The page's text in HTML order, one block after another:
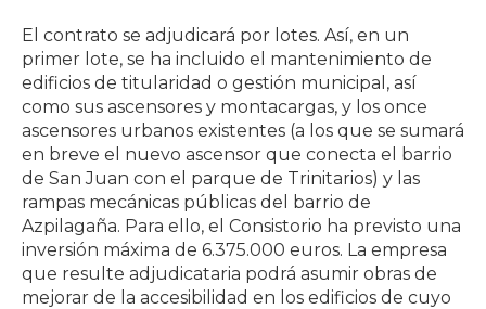
El contrato se adjudicará por lotes. Así, en un
primer lote, se ha incluido el mantenimiento de
edificios de titularidad o gestión municipal, así
como sus ascensores y montacargas, y los once
ascensores urbanos existentes (a los que se sumará
en breve el nuevo ascensor que conecta el barrio
de San Juan con el parque de Trinitarios) y las
rampas mecánicas públicas del barrio de
Azpilagaña. Para ello, el Consistorio ha previsto una
inversión máxima de 6.375.000 euros. La empresa
que resulte adjudicataria podrá asumir obras de
mejorar de la accesibilidad en los edificios de cuyo